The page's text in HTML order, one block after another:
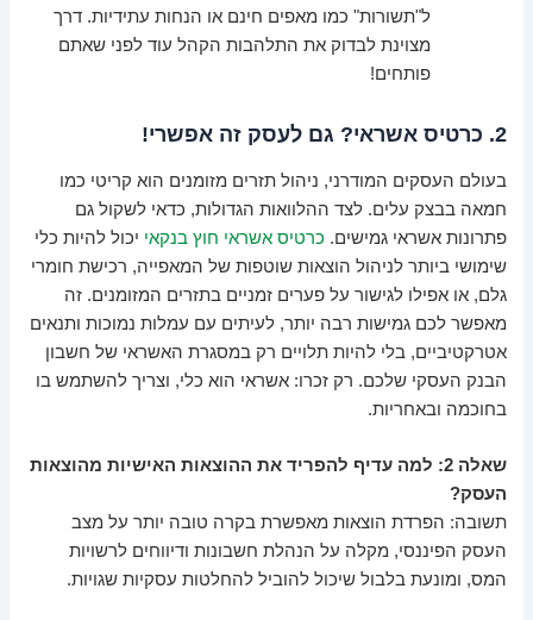
ל"תשורות" כמו מאפים חינם או הנחות עתידיות. דרך
מצוינת לבדוק את התלהבות הקהל עוד לפני שאתם
פותחים!
2. כרטיס אשראי? גם לעסק זה אפשרי!
בעולם העסקים המודרני, ניהול תזרים מזומנים הוא קריטי כמו
חמאה בבצק עלים. לצד ההלוואות הגדולות, כדאי לשקול גם
פתרונות אשראי גמישים. כרטיס אשראי חוץ בנקאי יכול להיות כלי
שימושי ביותר לניהול הוצאות שוטפות של המאפייה, רכישת חומרי
גלם, או אפילו לגישור על פערים זמניים בתזרים המזומנים. זה
מאפשר לכם גמישות רבה יותר, לעיתים עם עמלות נמוכות ותנאים
אטרקטיביים, בלי להיות תלויים רק במסגרת האשראי של חשבון
הבנק העסקי שלכם. רק זכרו: אשראי הוא כלי, וצריך להשתמש בו
בחוכמה ובאחריות.
שאלה 2: למה עדיף להפריד את ההוצאות האישיות מהוצאות
העסק?
תשובה: הפרדת הוצאות מאפשרת בקרה טובה יותר על מצב
העסק הפיננסי, מקלה על הנהלת חשבונות ודיווחים לרשויות
המס, ומונעת בלבול שיכול להוביל להחלטות עסקיות שגויות.